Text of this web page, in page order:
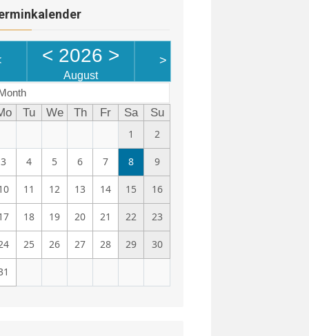
< 2026 >
August
>
Tu We Th Fr Sa
Su
1
2
3 4 5 6 7 8 9
11 12 13 14 15 16
18 19 20 21 22 23
25 26 27 28 29 30